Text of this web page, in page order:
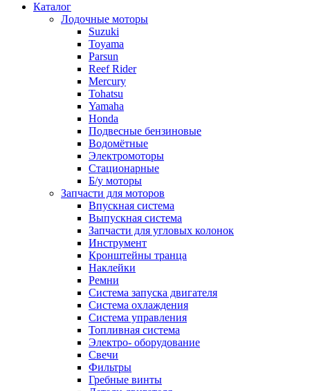
Каталог
Лодочные моторы
Suzuki
Toyama
Parsun
Reef Rider
Mercury
Tohatsu
Yamaha
Honda
Подвесные бензиновые
Водомётные
Электромоторы
Стационарные
Б/у моторы
Запчасти для моторов
Впускная система
Выпускная система
Запчасти для угловых колонок
Инструмент
Кронштейны транца
Наклейки
Ремни
Система запуска двигателя
Система охлаждения
Система управления
Топливная система
Электро- оборудование
Свечи
Фильтры
Гребные винты